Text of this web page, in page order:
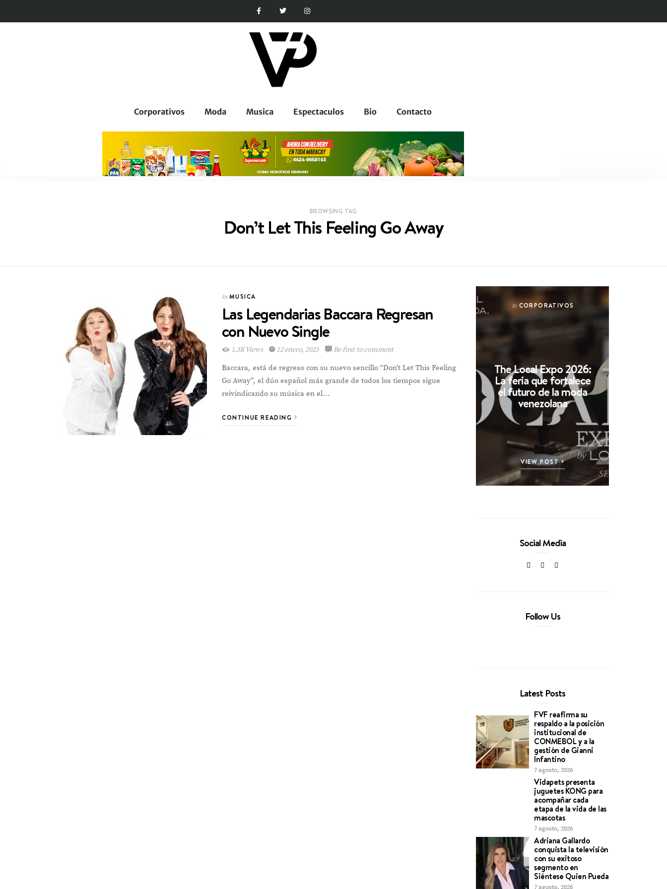
Corporativos Moda Musica Espectaculos Bio Contacto
BROWSING TAG
Don’t Let This Feeling Go Away
In MUSICA
Las Legendarias Baccara Regresan
con Nuevo Single
1.3K Views 12 enero, 2023 Be first to comment
Baccara, está de regreso con su nuevo sencillo “Don’t Let This Feeling
Go Away”, el dúo español más grande de todos los tiempos sigue
reivindicando su música en el…
CONTINUE READING
In CORPORATIVOS
The Local Expo 2026:
La feria que fortalece
el futuro de la moda
venezolana
VIEW POST
Social Media
Follow Us
Latest Posts
FVF reafirma su
respaldo a la posición
institucional de
CONMEBOL y a la
gestión de Gianni
Infantino
7 agosto, 2026
Vidapets presenta
juguetes KONG para
acompañar cada
etapa de la vida de las
mascotas
7 agosto, 2026
Adriana Gallardo
conquista la televisión
con su exitoso
segmento en
Siéntese Quien Pueda
7 agosto, 2026